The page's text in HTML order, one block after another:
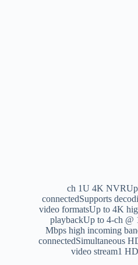
4-ch 1U 4K
connectedSupports
video formatsUp to 4K
playbackUp to 4-ch @
Mbps high incoming
connectedSimultaneous
video stream1